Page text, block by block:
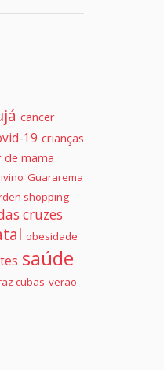
cancer
19 crianças
de mama
Guararema
shopping
cruzes
obesidade
saúde
cubas verão